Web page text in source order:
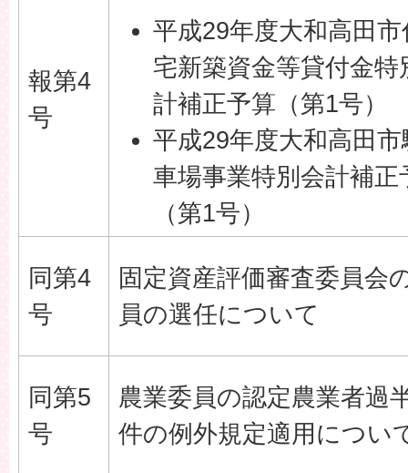
報第4
号
平成29年度大和高田市
宅新築資金等貸付金特
計補正予算（第1号）
平成29年度大和高田市
車場事業特別会計補正
（第1号）
同第4
号
固定資産評価審査委員会
員の選任について
同第5
号
農業委員の認定農業者過
件の例外規定適用につい